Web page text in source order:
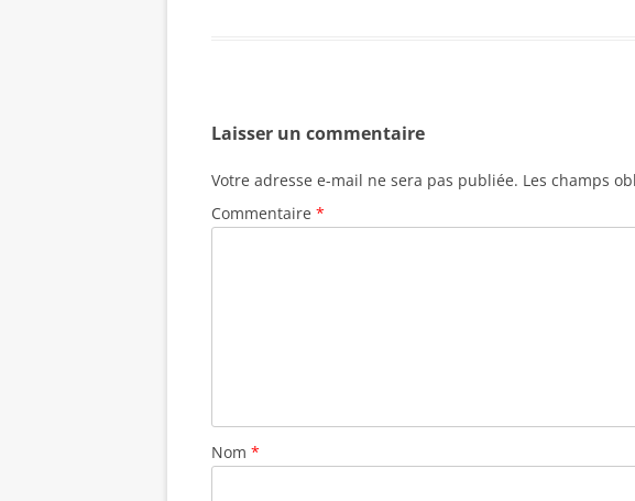
Laisser un commentaire
Votre adresse e-mail ne sera pas publiée. Les champs
Commentaire *
Nom *